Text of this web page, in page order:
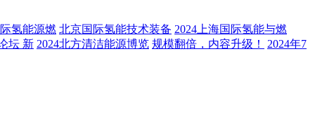
氢能源燃 北京国际氢能技术装备 2024上海国际氢能与燃
坛 新 2024北方清洁能源博览 规模翻倍，内容升级！ 2024年7